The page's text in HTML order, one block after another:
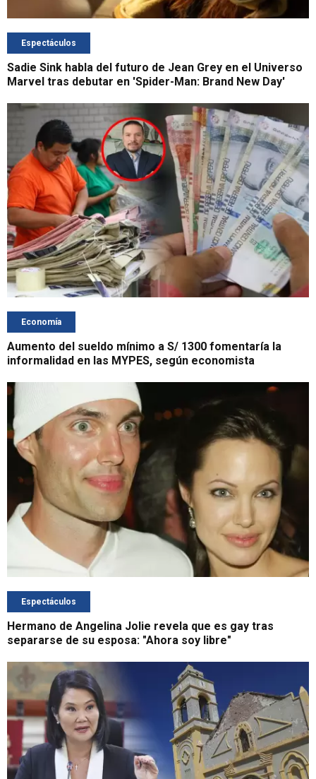
Espectáculos
Sadie Sink habla del futuro de Jean Grey en el Universo
Marvel tras debutar en 'Spider-Man: Brand New Day'
Economía
Aumento del sueldo mínimo a S/ 1300 fomentaría la
informalidad en las MYPES, según economista
Espectáculos
Hermano de Angelina Jolie revela que es gay tras
separarse de su esposa: "Ahora soy libre"